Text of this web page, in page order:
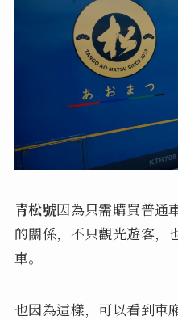
青松號因為只需購買普通
的關係，不只觀光遊客，
車。
也因為這樣，可以看到車